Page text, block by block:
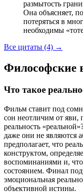
размытость
Она объясняет,
потеряться в
необходимы
Все цитаты (4) →
Философские
Что такое
Фильм ставит под
сон неотличим от яви,
реальность
даже они не являются
предполагает, что
конструктом,
воспоминаниями и,
состоянием. Финал
эмоциональная
объективной истины.